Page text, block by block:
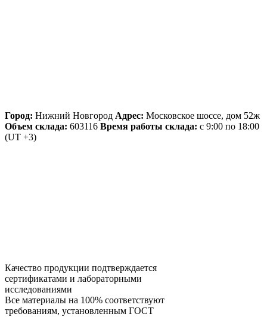
Город: Нижний Новгород Адрес: Московское шоссе, дом 52ж
Объем склада: 603116 Время работы склада: с 9:00 по 18:00
(UT +3)
Качество продукции подтверждается
сертификатами и лабораторными
исследованиями
Все материалы на 100% соответствуют
требованиям, установленным ГОСТ